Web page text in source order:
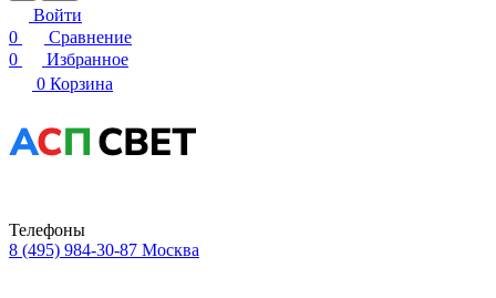
Войти
0
Сравнение
0
Избранное
0 Корзина
Телефоны
8 (495) 984-30-87 Москва